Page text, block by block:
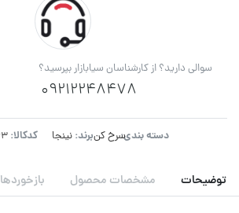
سوالی دارید؟ از کارشناسان سیابازار بپرسید؟
09212248478
دسته بندی:سرخ کنبرند: نینجا کدکالا:
توضیحات مشخصات محصول بازخوردها